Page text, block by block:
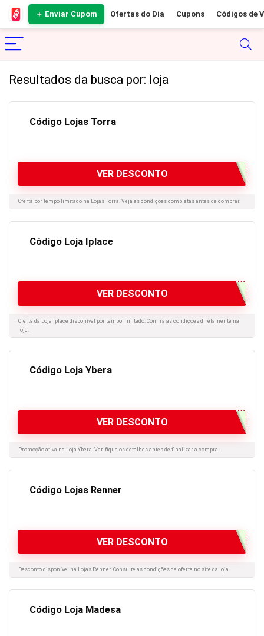
＋ Enviar Cupom Ofertas do Dia Cupons Códigos de
Resultados da busca por: loja
Código Lojas Torra
VER DESCONTO
Oferta por tempo limitado na Lojas Torra. Veja as condições completas antes de comprar.
Código Loja Iplace
VER DESCONTO
Oferta da Loja Iplace disponível por tempo limitado. Confira as condições diretamente na
loja.
Código Loja Ybera
VER DESCONTO
Promoção ativa na Loja Ybera. Verifique os detalhes antes de finalizar a compra.
Código Lojas Renner
VER DESCONTO
Desconto disponível na Lojas Renner. Consulte as condições da oferta no site da loja.
Código Loja Madesa